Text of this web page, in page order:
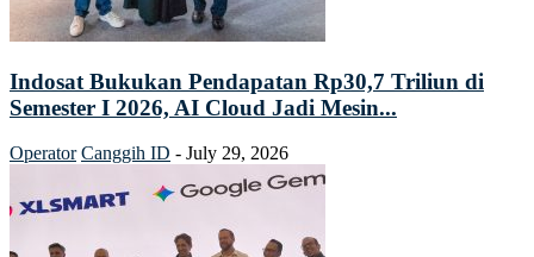
Indosat Bukukan Pendapatan Rp30,7 Triliun di
Semester I 2026, AI Cloud Jadi Mesin...
Operator Canggih ID - July 29, 2026